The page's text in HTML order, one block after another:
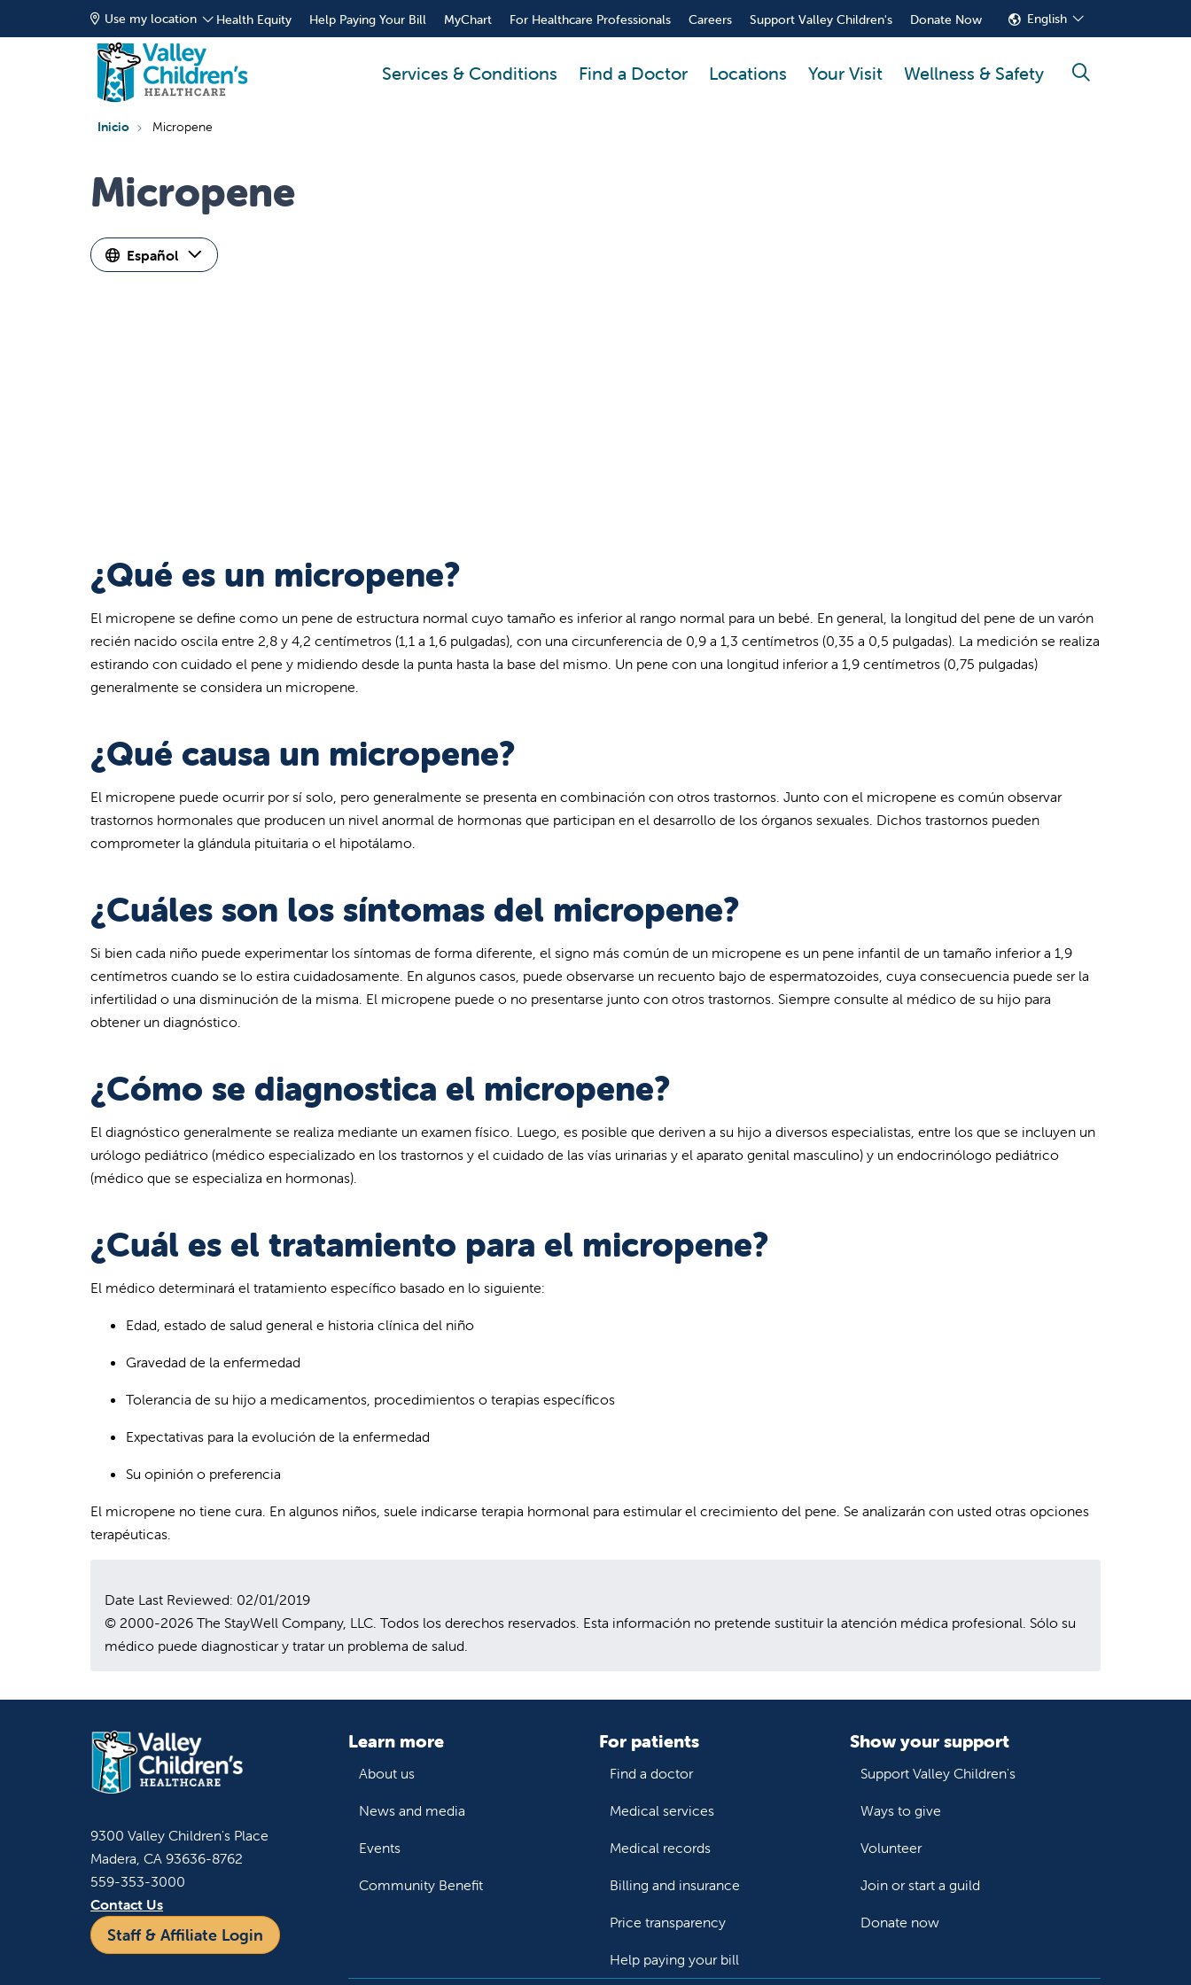
Use my location Health Equity Help Paying Your Bill MyChart For Healthcare Professionals Careers Support Valley Children's Donate Now English
Services & Conditions Find a Doctor Locations Your Visit Wellness & Safety search
Inicio Micropene
Micropene
Español
¿Qué es un micropene?
El micropene se define como un pene de estructura normal cuyo tamaño es inferior al rango normal para un bebé. En general, la longitud del pene de un varón
recién nacido oscila entre 2,8 y 4,2 centímetros (1,1 a 1,6 pulgadas), con una circunferencia de 0,9 a 1,3 centímetros (0,35 a 0,5 pulgadas). La medición se realiza
estirando con cuidado el pene y midiendo desde la punta hasta la base del mismo. Un pene con una longitud inferior a 1,9 centímetros (0,75 pulgadas)
generalmente se considera un micropene.
¿Qué causa un micropene?
El micropene puede ocurrir por sí solo, pero generalmente se presenta en combinación con otros trastornos. Junto con el micropene es común observar
trastornos hormonales que producen un nivel anormal de hormonas que participan en el desarrollo de los órganos sexuales. Dichos trastornos pueden
comprometer la glándula pituitaria o el hipotálamo.
¿Cuáles son los síntomas del micropene?
Si bien cada niño puede experimentar los síntomas de forma diferente, el signo más común de un micropene es un pene infantil de un tamaño inferior a 1,9
centímetros cuando se lo estira cuidadosamente. En algunos casos, puede observarse un recuento bajo de espermatozoides, cuya consecuencia puede ser la
infertilidad o una disminución de la misma. El micropene puede o no presentarse junto con otros trastornos. Siempre consulte al médico de su hijo para
obtener un diagnóstico.
¿Cómo se diagnostica el micropene?
El diagnóstico generalmente se realiza mediante un examen físico. Luego, es posible que deriven a su hijo a diversos especialistas, entre los que se incluyen un
urólogo pediátrico (médico especializado en los trastornos y el cuidado de las vías urinarias y el aparato genital masculino) y un endocrinólogo pediátrico
(médico que se especializa en hormonas).
¿Cuál es el tratamiento para el micropene?
El médico determinará el tratamiento específico basado en lo siguiente:
Edad, estado de salud general e historia clínica del niño
Gravedad de la enfermedad
Tolerancia de su hijo a medicamentos, procedimientos o terapias específicos
Expectativas para la evolución de la enfermedad
Su opinión o preferencia
El micropene no tiene cura. En algunos niños, suele indicarse terapia hormonal para estimular el crecimiento del pene. Se analizarán con usted otras opciones
terapéuticas.
Date Last Reviewed: 02/01/2019
© 2000-2026 The StayWell Company, LLC. Todos los derechos reservados. Esta información no pretende sustituir la atención médica profesional. Sólo su
médico puede diagnosticar y tratar un problema de salud.
9300 Valley Children's Place
Madera, CA 93636-8762
559-353-3000
Contact Us
Staff & Affiliate Login
Learn more
About us
News and media
Events
Community Benefit
For patients
Find a doctor
Medical services
Medical records
Billing and insurance
Price transparency
Help paying your bill
Show your support
Support Valley Children's
Ways to give
Volunteer
Join or start a guild
Donate now